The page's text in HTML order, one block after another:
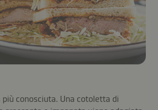
conosciuta. Una cotoletta di